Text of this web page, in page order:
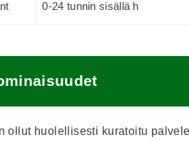
0-24 tunnin sisällä h
ollut huolellisesti kuratoitu